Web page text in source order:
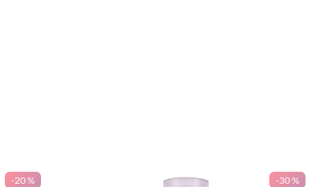
-20 % -30 %